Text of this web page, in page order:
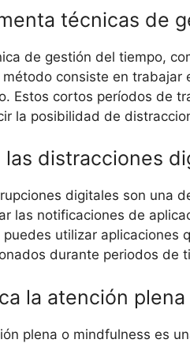
técnicas de
de gestión del tiempo,
método consiste en
Estos cortos períodos de
la posibilidad de
las distracciones
digitales son una
las notificaciones de
puedes utilizar aplicaciones
durante periodos de
la atención plena
plena o mindfulness es